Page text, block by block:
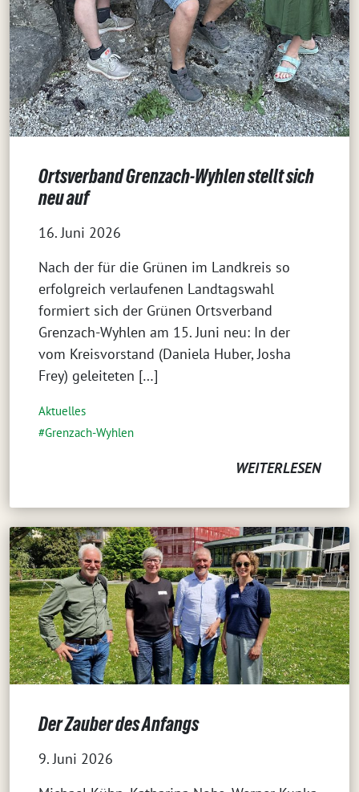
Ortsverband Grenzach-Wyhlen stellt sich
neu auf
16. Juni 2026
Nach der für die Grünen im Landkreis so
erfolgreich verlaufenen Landtagswahl
formiert sich der Grünen Ortsverband
Grenzach-Wyhlen am 15. Juni neu: In der
vom Kreisvorstand (Daniela Huber, Josha
Frey) geleiteten […]
Aktuelles
Grenzach-Wyhlen
WEITERLESEN
Der Zauber des Anfangs
9. Juni 2026